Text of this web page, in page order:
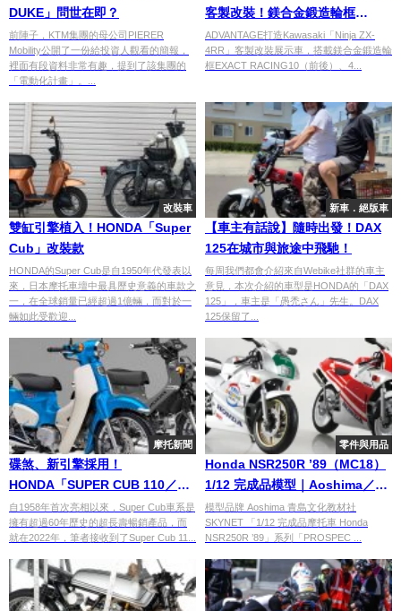
DUKE」問世在即？
前陣子，KTM集團的母公司PIERER
Mobility公開了一份給投資人觀看的簡報，
裡面有段資料非常有趣，提到了該集團的
「電動化計畫」。...
客製改裝！鎂合金鍛造輪框
×4.5mm加厚競賽碟盤×四段式腳
踏介紹
ADVANTAGE打造Kawasaki「Ninja ZX-
4RR」客製改裝展示車，搭載鎂合金鍛造輪
框EXACT RACING10（前後）、4...
改裝車
雙缸引擎植入！HONDA「Super
Cub」改裝款
HONDA的Super Cub是自1950年代發表以
來，日本摩托車壇中最具歷史意義的車款之
一，在全球銷量已經超過1億輛，而對於一
輛如此受歡迎...
新車．絕版車
【車主有話說】隨時出發！DAX
125在城市與旅途中飛馳！
每周我們都會介紹來自Webike社群的車主
意見，本次介紹的車型是HONDA的「DAX
125」，車主是「愚禿さん」先生。DAX
125保留了...
摩托新聞
碟煞、新引擎採用！
HONDA「SUPER CUB 110／
50」改款在即？
自1958年首次亮相以來，Super Cub車系是
擁有超過60年歷史的超長壽暢銷產品，而
就在2022年，筆者接收到了Super Cub 11...
零件與用品
Honda NSR250R ’89（MC18）
1/12 完成品模型｜Aoshima／青
島 SKYNET 新增兩款配色，預購
開跑・2026 發售
模型品牌 Aoshima 青島文化教材社
SKYNET 「1/12 完成品摩托車 Honda
NSR250R ’89」系列「PROSPEC ...